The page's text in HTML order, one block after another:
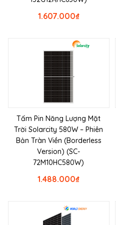
₫
1.607.000
Tấm Pin Năng Lượng Mặt
Trời Solarcity 580W – Phiên
Bản Tràn Viền (Borderless
Version) (SC-
72M10HC580W)
₫
1.488.000